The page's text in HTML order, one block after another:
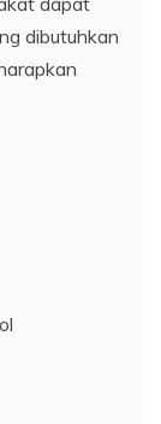
dibutuhkan